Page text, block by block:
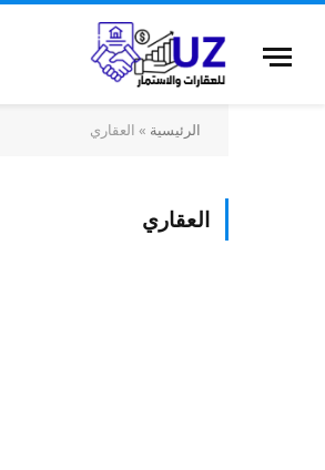
الرئيسية » العقاري
العقاري